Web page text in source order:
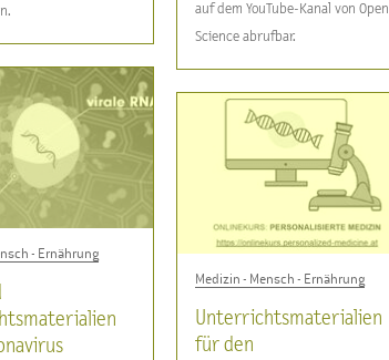
auf dem YouTube-Kanal von Open
Science abrufbar.
- Ernährung
Medizin - Mensch - Ernährung
Unterrichtsmaterialien
für den